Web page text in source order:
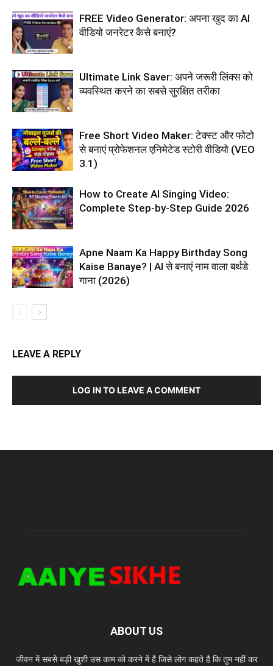
FREE Video Generator: अपना खुद का AI
वीडियो जनरेटर कैसे बनाएं?
Ultimate Link Saver: अपने जरूरी लिंक्स को
व्यवस्थित करने का सबसे सुरक्षित तरीका
Free Short Video Maker: टेक्स्ट और फोटो
से बनाएं प्रोफेशनल एनिमेटेड स्टोरी वीडियो (VEO
3.1)
How to Create AI Singing Video:
Complete Step-by-Step Guide 2026
Apne Naam Ka Happy Birthday Song
Kaise Banaye? | AI से बनाएं नाम वाला बर्थडे
गाना (2026)
LEAVE A REPLY
LOG IN TO LEAVE A COMMENT
ABOUT US
जीवन में सबसे बड़ी खुशी उस काम को करने में है जिसे लोग कहते है कि तुम नहीं कर